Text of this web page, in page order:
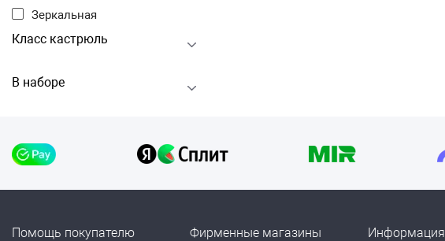
Зеркальная
Класс кастрюль
В наборе
Помощь покупателю Фирменные магазины Информация